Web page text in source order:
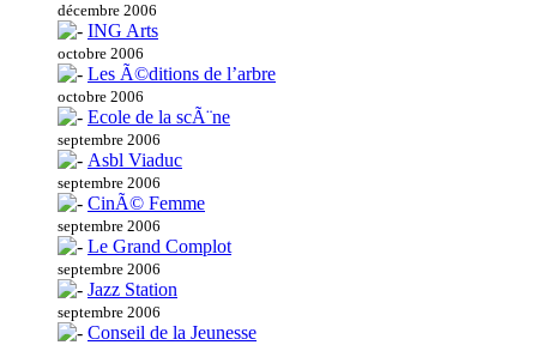
décembre 2006
ING Arts
octobre 2006
Les Ã©ditions de l’arbre
octobre 2006
Ecole de la scÃ¨ne
septembre 2006
Asbl Viaduc
septembre 2006
CinÃ© Femme
septembre 2006
Le Grand Complot
septembre 2006
Jazz Station
septembre 2006
Conseil de la Jeunesse